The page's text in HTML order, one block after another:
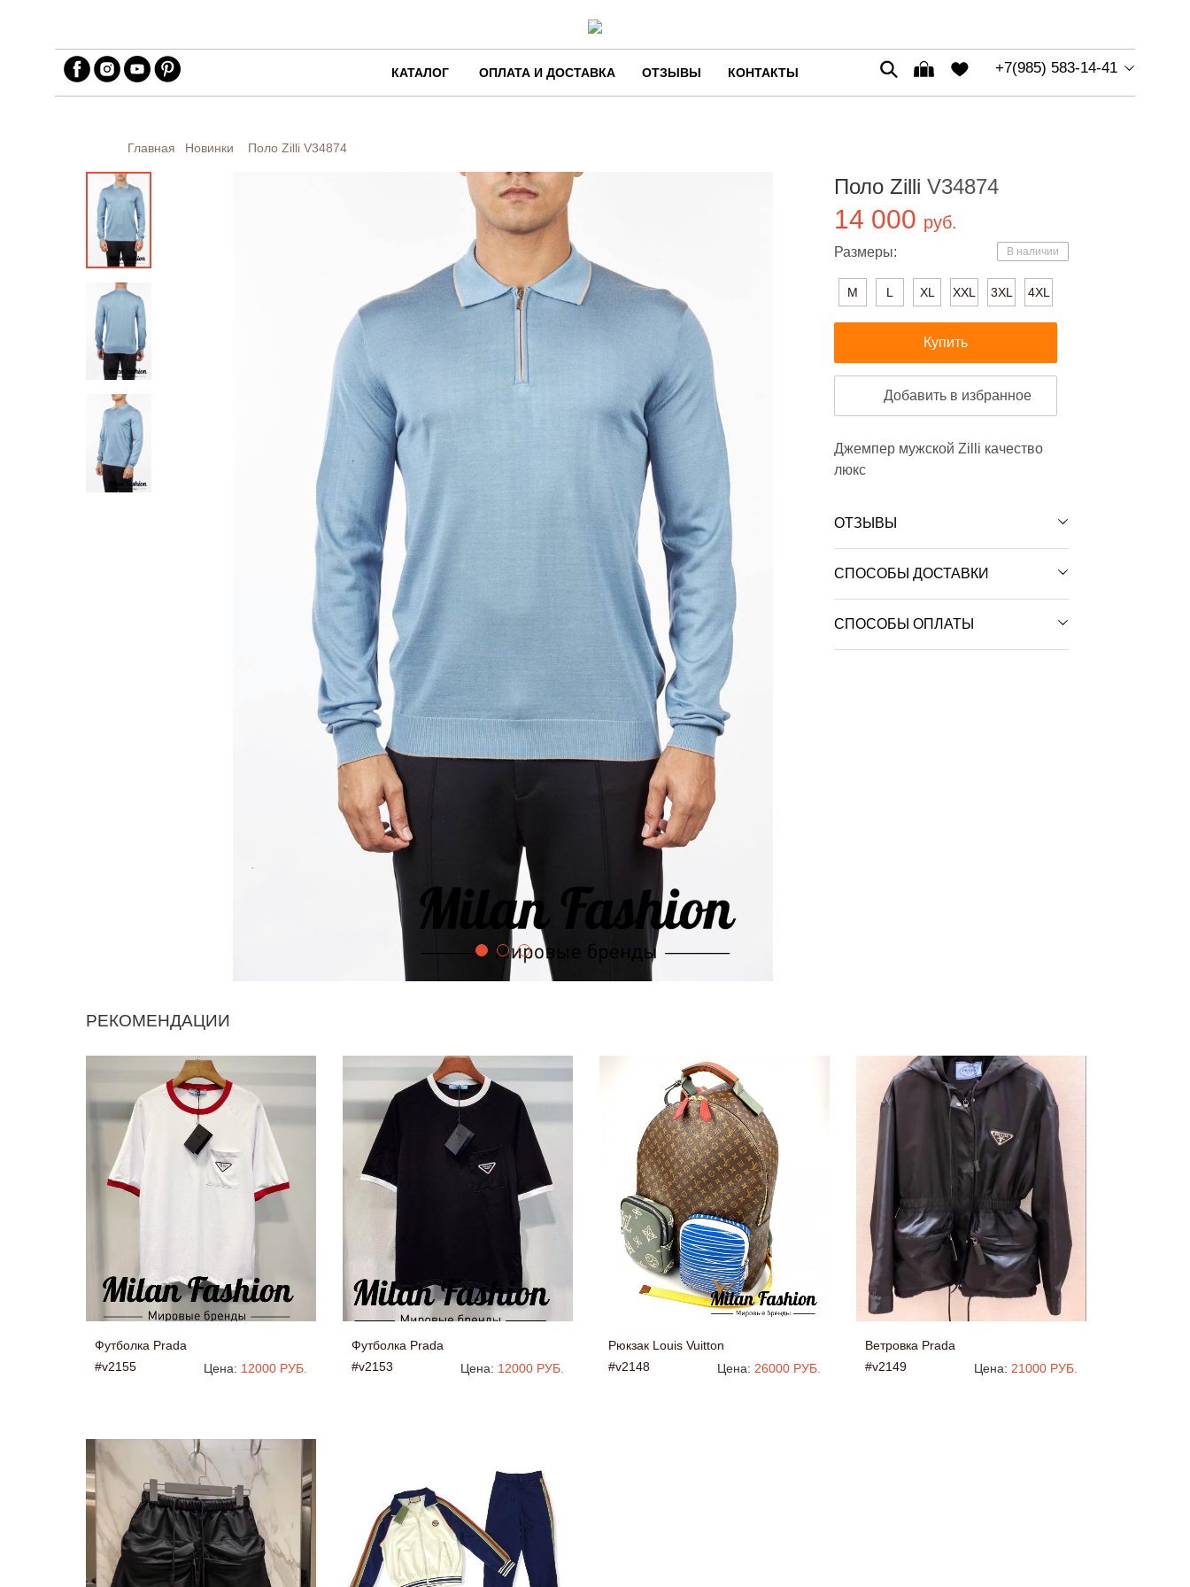
КАТАЛОГ ОПЛАТА И ДОСТАВКА ОТЗЫВЫ КОНТАКТЫ +7(985) 583-14-41
Главная Новинки Поло Zilli V34874
Поло Zilli V34874
14 000 руб.
В наличии
Размеры:
M L XL XXL 3XL 4XL
Купить
Добавить в избранное
Джемпер мужской Zilli качество
люкс
ОТЗЫВЫ
СПОСОБЫ ДОСТАВКИ
СПОСОБЫ ОПЛАТЫ
РЕКОМЕНДАЦИИ
Футболка Prada
#v2155
Цена: 12000 РУБ.
Футболка Prada
#v2153
Цена: 12000 РУБ.
Рюкзак Louis Vuitton
#v2148
Цена: 26000 РУБ.
Ветровка Prada
#v2149
Цена: 21000 РУБ.